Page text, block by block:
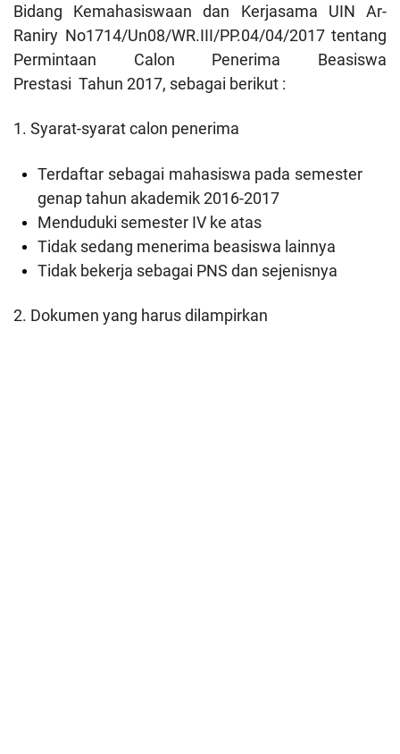
Bidang Kemahasiswaan dan Kerjasama UIN Ar-
Raniry No1714/Un08/WR.III/PP.04/04/2017 tentang
Permintaan Calon Penerima Beasiswa
Prestasi Tahun 2017, sebagai berikut :
1. Syarat-syarat calon penerima
Terdaftar sebagai mahasiswa pada semester
genap tahun akademik 2016-2017
Menduduki semester IV ke atas
Tidak sedang menerima beasiswa lainnya
Tidak bekerja sebagai PNS dan sejenisnya
2. Dokumen yang harus dilampirkan